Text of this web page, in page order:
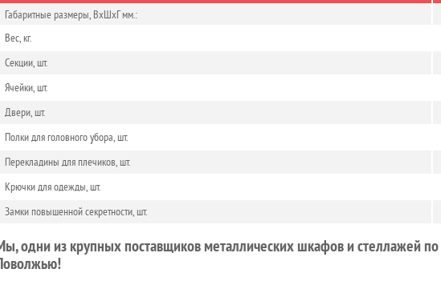
Габаритные размеры, ВхШхГ мм.:
Вес, кг.
Секции, шт.
Ячейки, шт.
Двери, шт.
Полки для головного убора, шт.
Перекладины для плечиков, шт.
Крючки для одежды, шт.
Замки повышенной секретности, шт.
одни из крупных поставщиков металлических шкафов и стеллажей по